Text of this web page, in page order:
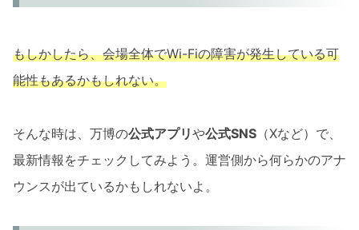
もしかしたら、会場全体でWi-Fiの障害が発生している可
能性もあるかもしれない。
そんな時は、万博の公式アプリや公式SNS （Xなど）で、
最新情報をチェックしてみよう。運営側から何らかのアナ
ウンスが出ているかもしれないよ。